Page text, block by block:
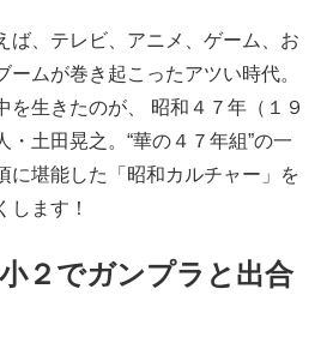
、テレビ、アニメ、ゲーム、お
ームが巻き起こったアツい時代。
を生きたのが、 昭和４７年（１９
・土田晃之。“華の４７年組”の一
に堪能した「昭和カルチャー」を
します！
２でガンプラと出合